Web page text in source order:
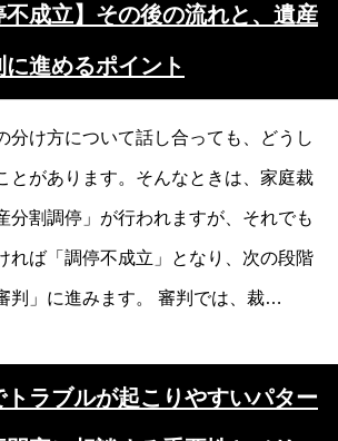
不成立】その後の流れと、遺産
進めるポイント
分け方について話し合っても、どうし
とがあります。そんなときは、家庭裁
分割調停」が行われますが、それでも
れば「調停不成立」となり、次の段階
判」に進みます。 審判では、裁…
トラブルが起こりやすいパター